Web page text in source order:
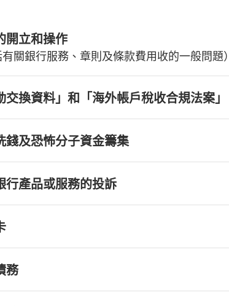
開立和操作
有關銀行服務、章則及條款費用收的一般問題）
交換資料」和「海外帳戶稅收合規法案」
錢及恐怖分子資金籌集
行產品或服務的投訴
務